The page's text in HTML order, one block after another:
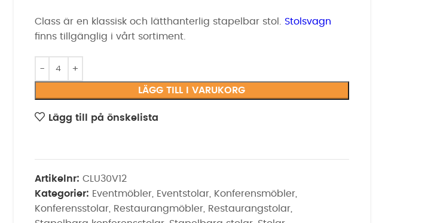
Class är en klassisk och lätthanterlig stapelbar stol. Stolsvagn
finns tillgänglig i vårt sortiment.
LÄGG TILL I VARUKORG
Lägg till på önskelista
Artikelnr: CLU30V12
Kategorier: Eventmöbler, Eventstolar, Konferensmöbler,
Konferensstolar, Restaurangmöbler, Restaurangstolar,